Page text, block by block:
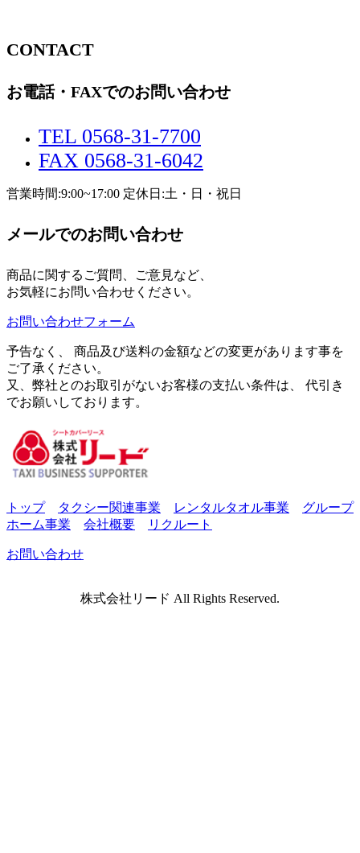
CONTACT
お電話・FAXでのお問い合わせ
TEL 0568-31-7700
FAX 0568-31-6042
営業時間:9:00~17:00 定休日:土・日・祝日
メールでのお問い合わせ
商品に関するご質問、ご意見など、
お気軽にお問い合わせください。
お問い合わせフォーム
予告なく、 商品及び送料の金額などの変更があります事を
ご了承ください。
又、弊社とのお取引がないお客様の支払い条件は、 代引き
でお願いしております。
トップ タクシー関連事業 レンタルタオル事業
グループ
ホーム事業
会社概要 リクルート
お問い合わせ
株式会社リード All Rights Reserved.